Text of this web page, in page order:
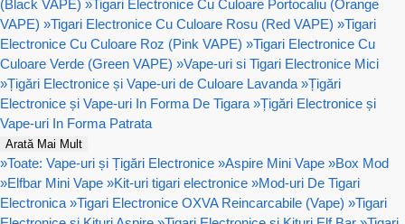
(Black VAPE) »Tigari Electronice Cu Culoare Portocaliu (Orange
VAPE) »Tigari Electronice Cu Culoare Rosu (Red VAPE) »Tigari
Electronice Cu Culoare Roz (Pink VAPE) »Tigari Electronice Cu
Culoare Verde (Green VAPE) »Vape-uri si Tigari Electronice Mici
»Țigări Electronice și Vape-uri de Culoare Lavanda »Țigări
Electronice și Vape-uri In Forma De Tigara »Țigări Electronice și
Vape-uri In Forma Patrata
Arată Mai Mult
»Toate: Vape-uri și Țigări Electronice »Aspire Mini Vape »Box Mod
»Elfbar Mini Vape »Kit-uri tigari electronice »Mod-uri De Tigari
Electronica »Tigari Electronice OXVA Reincarcabile (Vape) »Tigari